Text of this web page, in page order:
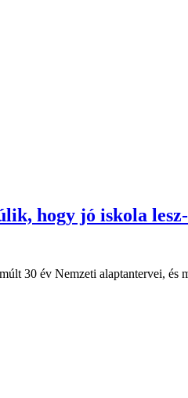
hogy jó iskola
30 év Nemzeti alaptantervei, és